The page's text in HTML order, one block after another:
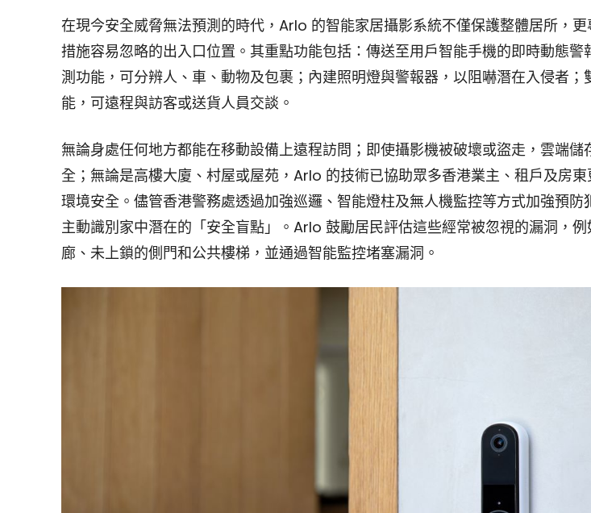
在現今安全威脅無法預測的時代，Arlo 的智能家居攝影系統不僅保護整體居所，
措施容易忽略的出入口位置。其重點功能包括：傳送至用戶智能手機的即時動態警
測功能，可分辨人、車、動物及包裹；內建照明燈與警報器，以阻嚇潛在入侵者；
能，可遠程與訪客或送貨人員交談。
無論身處任何地方都能在移動設備上遠程訪問；即使攝影機被破壞或盜走，雲端儲
全；無論是高樓大廈、村屋或屋苑，Arlo 的技術已協助眾多香港業主、租戶及房
環境安全。儘管香港警務處透過加強巡邏、智能燈柱及無人機監控等方式加強預防
主動識別家中潛在的「安全盲點」。Arlo 鼓勵居民評估這些經常被忽視的漏洞，
廊、未上鎖的側門和公共樓梯，並通過智能監控堵塞漏洞。